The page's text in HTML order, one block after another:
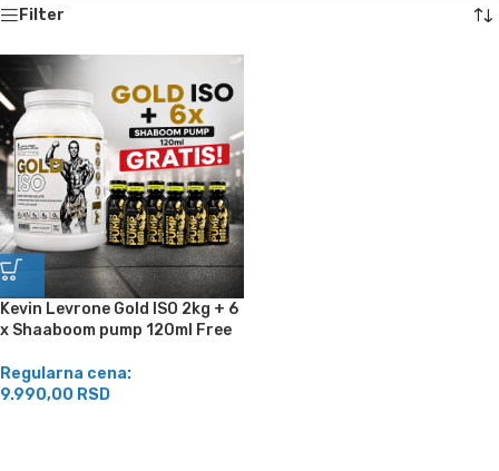
Filter
Kevin Levrone Gold ISO 2kg + 6
x Shaaboom pump 120ml Free
Regularna cena:
9.990,00 RSD